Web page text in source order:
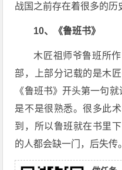
战国之前存在着很多的历
10、《鲁班书》
木匠祖师爷鲁班所
部，上部分记载的是木
《鲁班书》开头第一句就
是不是很熟悉。很多此
到，所以鲁班就在书里
的人都会缺一门，后失传。